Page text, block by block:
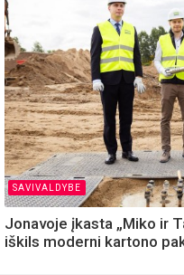
SAVIVALDYBE
Jonavoje įkasta „Miko ir
iškils moderni kartono